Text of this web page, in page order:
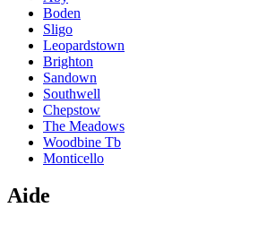
Boden
Sligo
Leopardstown
Brighton
Sandown
Southwell
Chepstow
The Meadows
Woodbine Tb
Monticello
Aide